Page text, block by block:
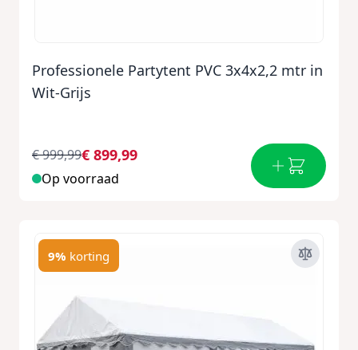
Professionele Partytent PVC 3x4x2,2 mtr in
Wit-Grijs
€ 899,99
€ 999,99
Op voorraad
9% korting